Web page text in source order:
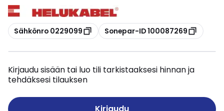
Kopioi
Sähkönro 0229099 Kopioi
Sonepar-ID 100087269
Kirjaudu sisään tai luo tili tarkistaaksesi hinnan ja
tehdäksesi tilauksen